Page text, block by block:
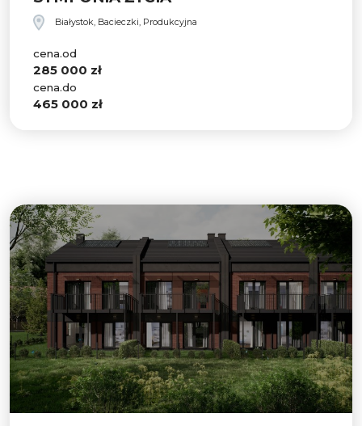
Białystok, Bacieczki, Produkcyjna
cena.od
285 000 zł
cena.do
465 000 zł